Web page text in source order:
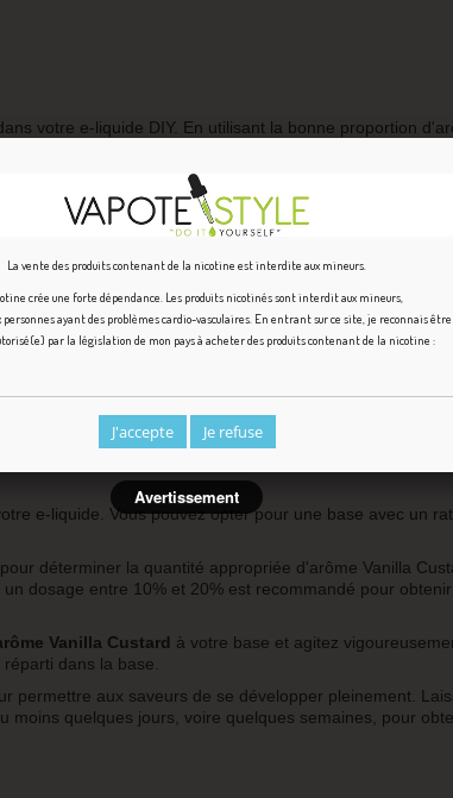
votre e-liquide DIY. En utilisant la bonne proportion
autres saveurs. Vous pouvez l'associer à des arômes
Il se marie également bien avec des saveurs de
suivre quelques étapes simples. Voici un guide étape
e-liquide. Vous pouvez opter pour une base avec un
pour déterminer la quantité appropriée d'arôme Vanilla
dosage entre 10% et 20% est recommandé pour
Vanilla Custard à votre base et agitez
dans la base.
permettre aux saveurs de se développer pleinement.
quelques jours, voire quelques semaines, pour
La vente des produits contenant de la nicotine est interdite aux mineurs.
crée une forte dépendance. Les produits nicotinés sont interdit aux mineurs,
ayant des problèmes cardio-vasculaires. En entrant sur ce site, je reconnais
par la législation de mon pays à acheter des produits contenant de la nicotine :
J'accepte Je refuse
Avertissement